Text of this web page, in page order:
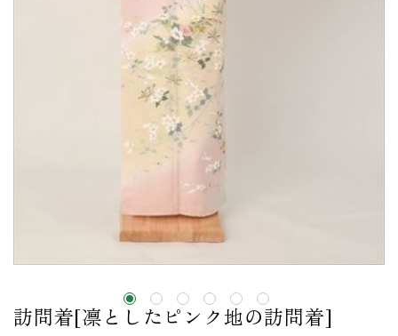
訪問着[凛としたピンク地の訪問着]